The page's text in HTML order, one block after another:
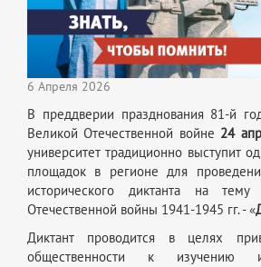
6 Апреля 2026
В преддверии празднования 81-й
Великой Отечественной войне 24
университет традиционно выступит
площадок в регионе для
исторического диктанта на
Отечественной войны 1941-1945 гг. - «
Диктант проводится в целях
общественности к изучению